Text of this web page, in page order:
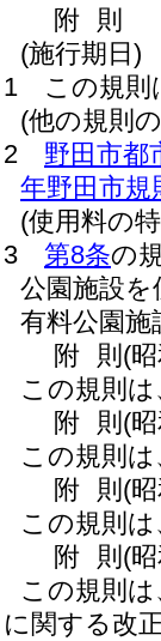
附 則
(施行期日)
1
この規則
(他の規則
2
野田市都
年野田市規
(使用料の
3
第8条の
公園施設
有料公園
附 則 (
この規則
附 則 (
この規則
附 則 (
この規則
附 則 (
この規則
に関する改